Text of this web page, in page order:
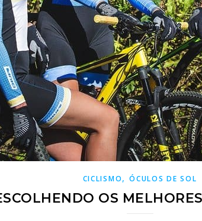
CICLISMO,ÓCULOS DE SOL
OS